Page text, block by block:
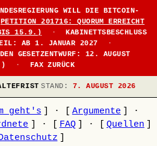
WILL DIE BITCOIN-
PETITION 201716: QUORUM ERREICHT
15.9.)
·
KABINETTSBESCHLUSS
AB 1. JANUAR 2027
·
GESETZENTWURF: 12. AUGUST
· FAX ZURÜCK
STAND: 7. AUGUST 2026
geht's · Argumente
·
· FAQ · Quellen